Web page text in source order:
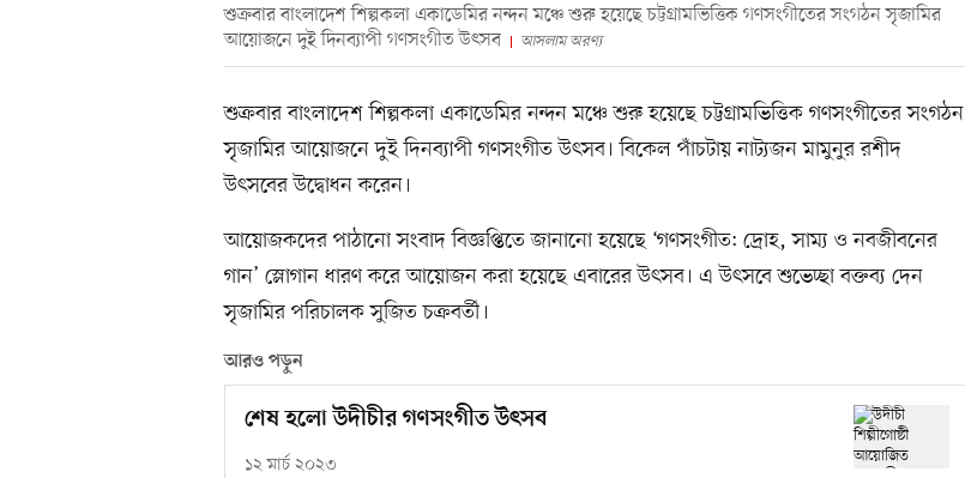
শুক্রবার বাংলাদেশ শিল্পকলা একাডেমির নন্দন মঞ্চে শুরু হয়েছে চট্টগ্রামভিত্তিক গণসংগীতের সংগঠন সৃজামির
আয়োজনে দুই দিনব্যাপী গণসংগীত উৎসব
আসলাম অরণ্য
শুক্রবার বাংলাদেশ শিল্পকলা একাডেমির নন্দন মঞ্চে শুরু হয়েছে চট্টগ্রামভিত্তিক গণসংগীতের সংগঠন
সৃজামির আয়োজনে দুই দিনব্যাপী গণসংগীত উৎসব। বিকেল পাঁচটায় নাট্যজন মামুনুর রশীদ
উৎসবের উদ্বোধন করেন।
আয়োজকদের পাঠানো সংবাদ বিজ্ঞপ্তিতে জানানো হয়েছে ‘গণসংগীত: দ্রোহ, সাম্য ও নবজীবনের
গান’ স্লোগান ধারণ করে আয়োজন করা হয়েছে এবারের উৎসব। এ উৎসবে শুভেচ্ছা বক্তব্য দেন
সৃজামির পরিচালক সুজিত চক্রবর্তী।
আরও পড়ুন
শেষ হলো উদীচীর গণসংগীত উৎসব
১২ মার্চ ২০২৩